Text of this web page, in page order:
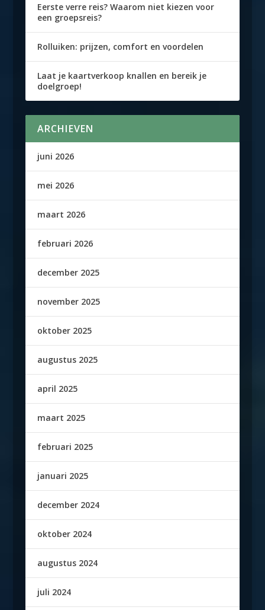
Eerste verre reis? Waarom niet kiezen voor
een groepsreis?
Rolluiken: prijzen, comfort en voordelen
Laat je kaartverkoop knallen en bereik je
doelgroep!
ARCHIEVEN
juni 2026
mei 2026
maart 2026
februari 2026
december 2025
november 2025
oktober 2025
augustus 2025
april 2025
maart 2025
februari 2025
januari 2025
december 2024
oktober 2024
augustus 2024
juli 2024